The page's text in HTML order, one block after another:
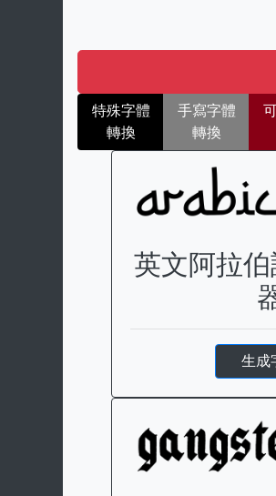
特殊字體
轉換
手寫字體
轉換
英文阿拉
生成